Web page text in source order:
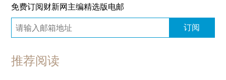
免费订阅财新网主编精选版电邮
订阅
推荐阅读